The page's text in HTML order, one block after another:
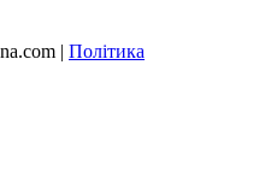
| Політика